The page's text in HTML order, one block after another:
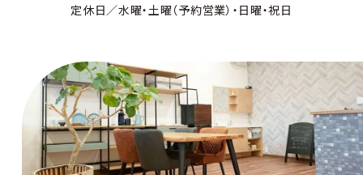
定休日／水曜・土曜（予約営業）・日曜・祝日